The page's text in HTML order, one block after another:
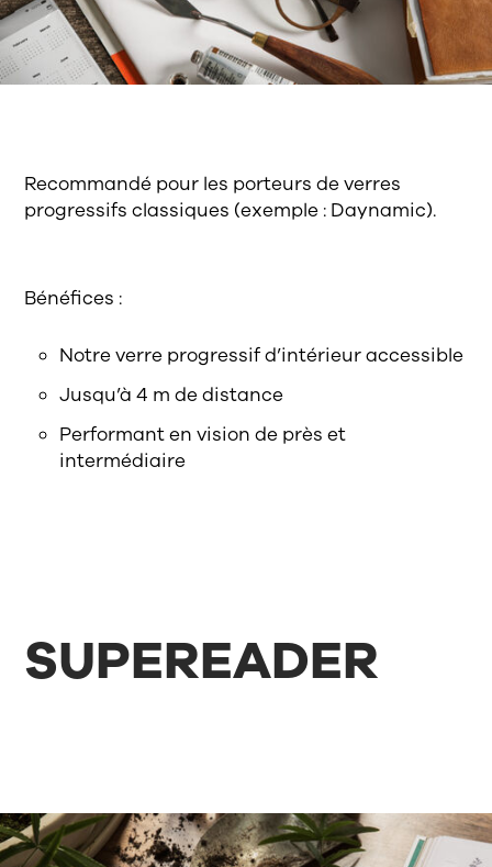
Recommandé pour les porteurs de verres
progressifs classiques (exemple : Daynamic).
Bénéfices :
Notre verre progressif d’intérieur accessible
Jusqu’à 4 m de distance
Performant en vision de près et
intermédiaire
SUPEREADER